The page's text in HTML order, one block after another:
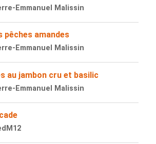
Emmanuel Malissin
pêches amandes
Emmanuel Malissin
au jambon cru et basilic
Emmanuel Malissin